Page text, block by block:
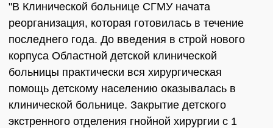
"В Клинической больнице СГМУ начата
реорганизация, которая готовилась в течение
последнего года. До введения в строй нового
корпуса Областной детской клинической
больницы практически вся хирургическая
помощь детскому населению оказывалась в
клинической больнице. Закрытие детского
экстренного отделения гнойной хирургии с 1